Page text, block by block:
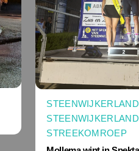
STREEKOMROEP